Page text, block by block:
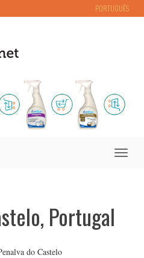
PORTUGUÊS
Toggle
Portugal
do Castelo